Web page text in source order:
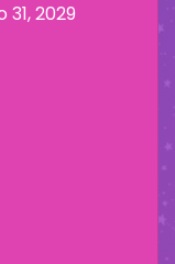
31, 2029